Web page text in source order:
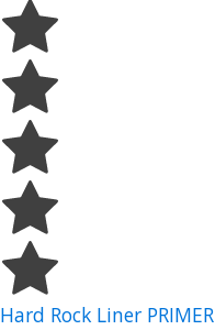
Hard Rock Liner PRIMER